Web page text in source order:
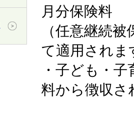
月分保険料
（任意継続
て適用されま
・子ども・
料から徴収さ